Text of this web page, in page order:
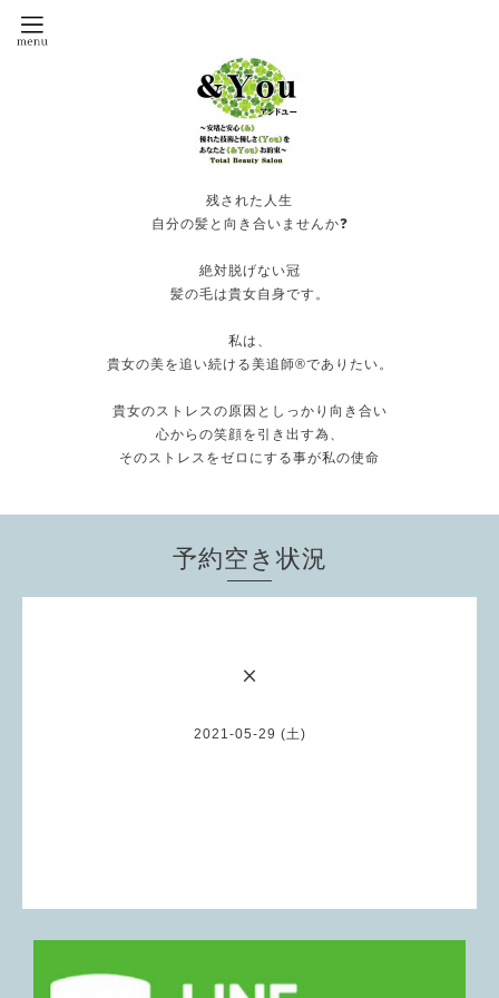
残された人生
自分の髪と向き合いませんか❓
絶対脱げない冠
髪の毛は貴女自身です。
私は、
貴女の美を追い続ける美追師®️でありたい。
貴女のストレスの原因としっかり向き合い
心からの笑顔を引き出す為、
そのストレスをゼロにする事が私の使命
予約空き状況
×
2021-05-29 (土)